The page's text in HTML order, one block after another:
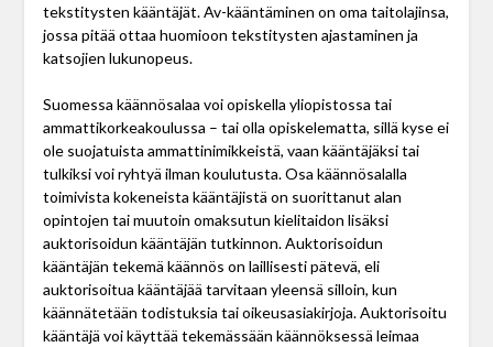
tekstitysten kääntäjät. Av-kääntäminen on oma taitolajinsa,
jossa pitää ottaa huomioon tekstitysten ajastaminen ja
katsojien lukunopeus.
Suomessa käännösalaa voi opiskella yliopistossa tai
ammattikorkeakoulussa – tai olla opiskelematta, sillä kyse ei
ole suojatuista ammattinimikkeistä, vaan kääntäjäksi tai
tulkiksi voi ryhtyä ilman koulutusta. Osa käännösalalla
toimivista kokeneista kääntäjistä on suorittanut alan
opintojen tai muutoin omaksutun kielitaidon lisäksi
auktorisoidun kääntäjän tutkinnon. Auktorisoidun
kääntäjän tekemä käännös on laillisesti pätevä, eli
auktorisoitua kääntäjää tarvitaan yleensä silloin, kun
käännätetään todistuksia tai oikeusasiakirjoja. Auktorisoitu
kääntäjä voi käyttää tekemässään käännöksessä leimaa